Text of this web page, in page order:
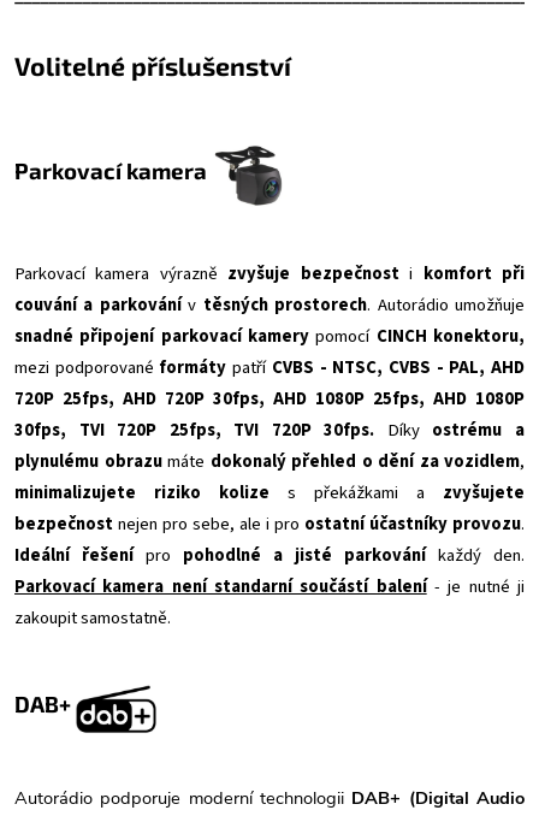
Volitelné příslušenství
Parkovací kamera
Parkovací kamera výrazně zvyšuje bezpečnosti komfort při
couvání a parkovánív těsných prostorech. Autorádio umožňuje
snadné připojení parkovací kamery pomocí CINCH konektoru,
mezi podporované formátypatří CVBS - NTSC, CVBS - PAL, AHD
720P 25fps, AHD 720P 30fps, AHD 1080P 25fps, AHD 1080P
30fps, TVI 720P 25fps, TVI 720P 30fps. Díky ostrému a
plynulému obrazumáte dokonalý přehled o dění za vozidlem,
minimalizujete riziko kolize s překážkami a zvyšujete
bezpečnostnejen pro sebe, ale i pro ostatní účastníky provozu.
Ideální řešenípro pohodlné a jisté parkováníkaždý den.
Parkovací kamera není standarní součástí balení- je nutné ji
zakoupit samostatně.
DAB+
Autorádio podporuje moderní technologii DAB+ (Digital Audio